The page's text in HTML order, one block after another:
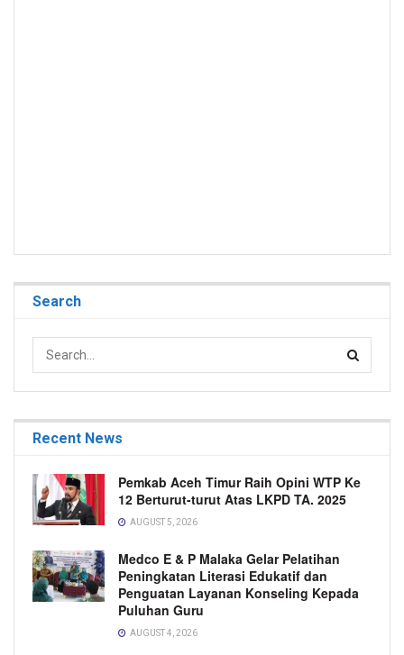
Search
Recent News
Pemkab Aceh Timur Raih Opini WTP Ke
12 Berturut-turut Atas LKPD TA. 2025
AUGUST 5, 2026
Medco E & P Malaka Gelar Pelatihan
Peningkatan Literasi Edukatif dan
Penguatan Layanan Konseling Kepada
Puluhan Guru
AUGUST 4, 2026